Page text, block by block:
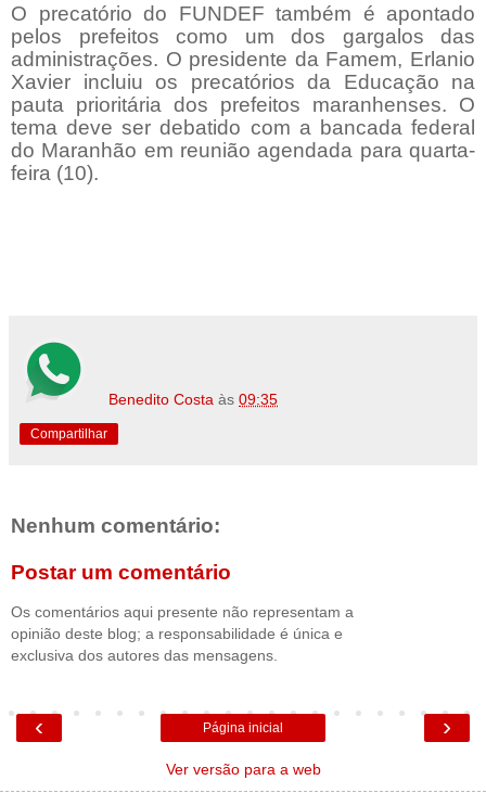
O precatório do FUNDEF também é apontado
pelos prefeitos como um dos gargalos das
administrações. O presidente da Famem, Erlanio
Xavier incluiu os precatórios da Educação na
pauta prioritária dos prefeitos maranhenses. O
tema deve ser debatido com a bancada federal
do Maranhão em reunião agendada para quarta-
feira (10).
Benedito Costa às09:35
Compartilhar
Nenhum comentário:
Postar um comentário
Os comentários aqui presente não representam a
opinião deste blog; a responsabilidade é única e
exclusiva dos autores das mensagens.
‹ ›
Página inicial
Ver versão para a web